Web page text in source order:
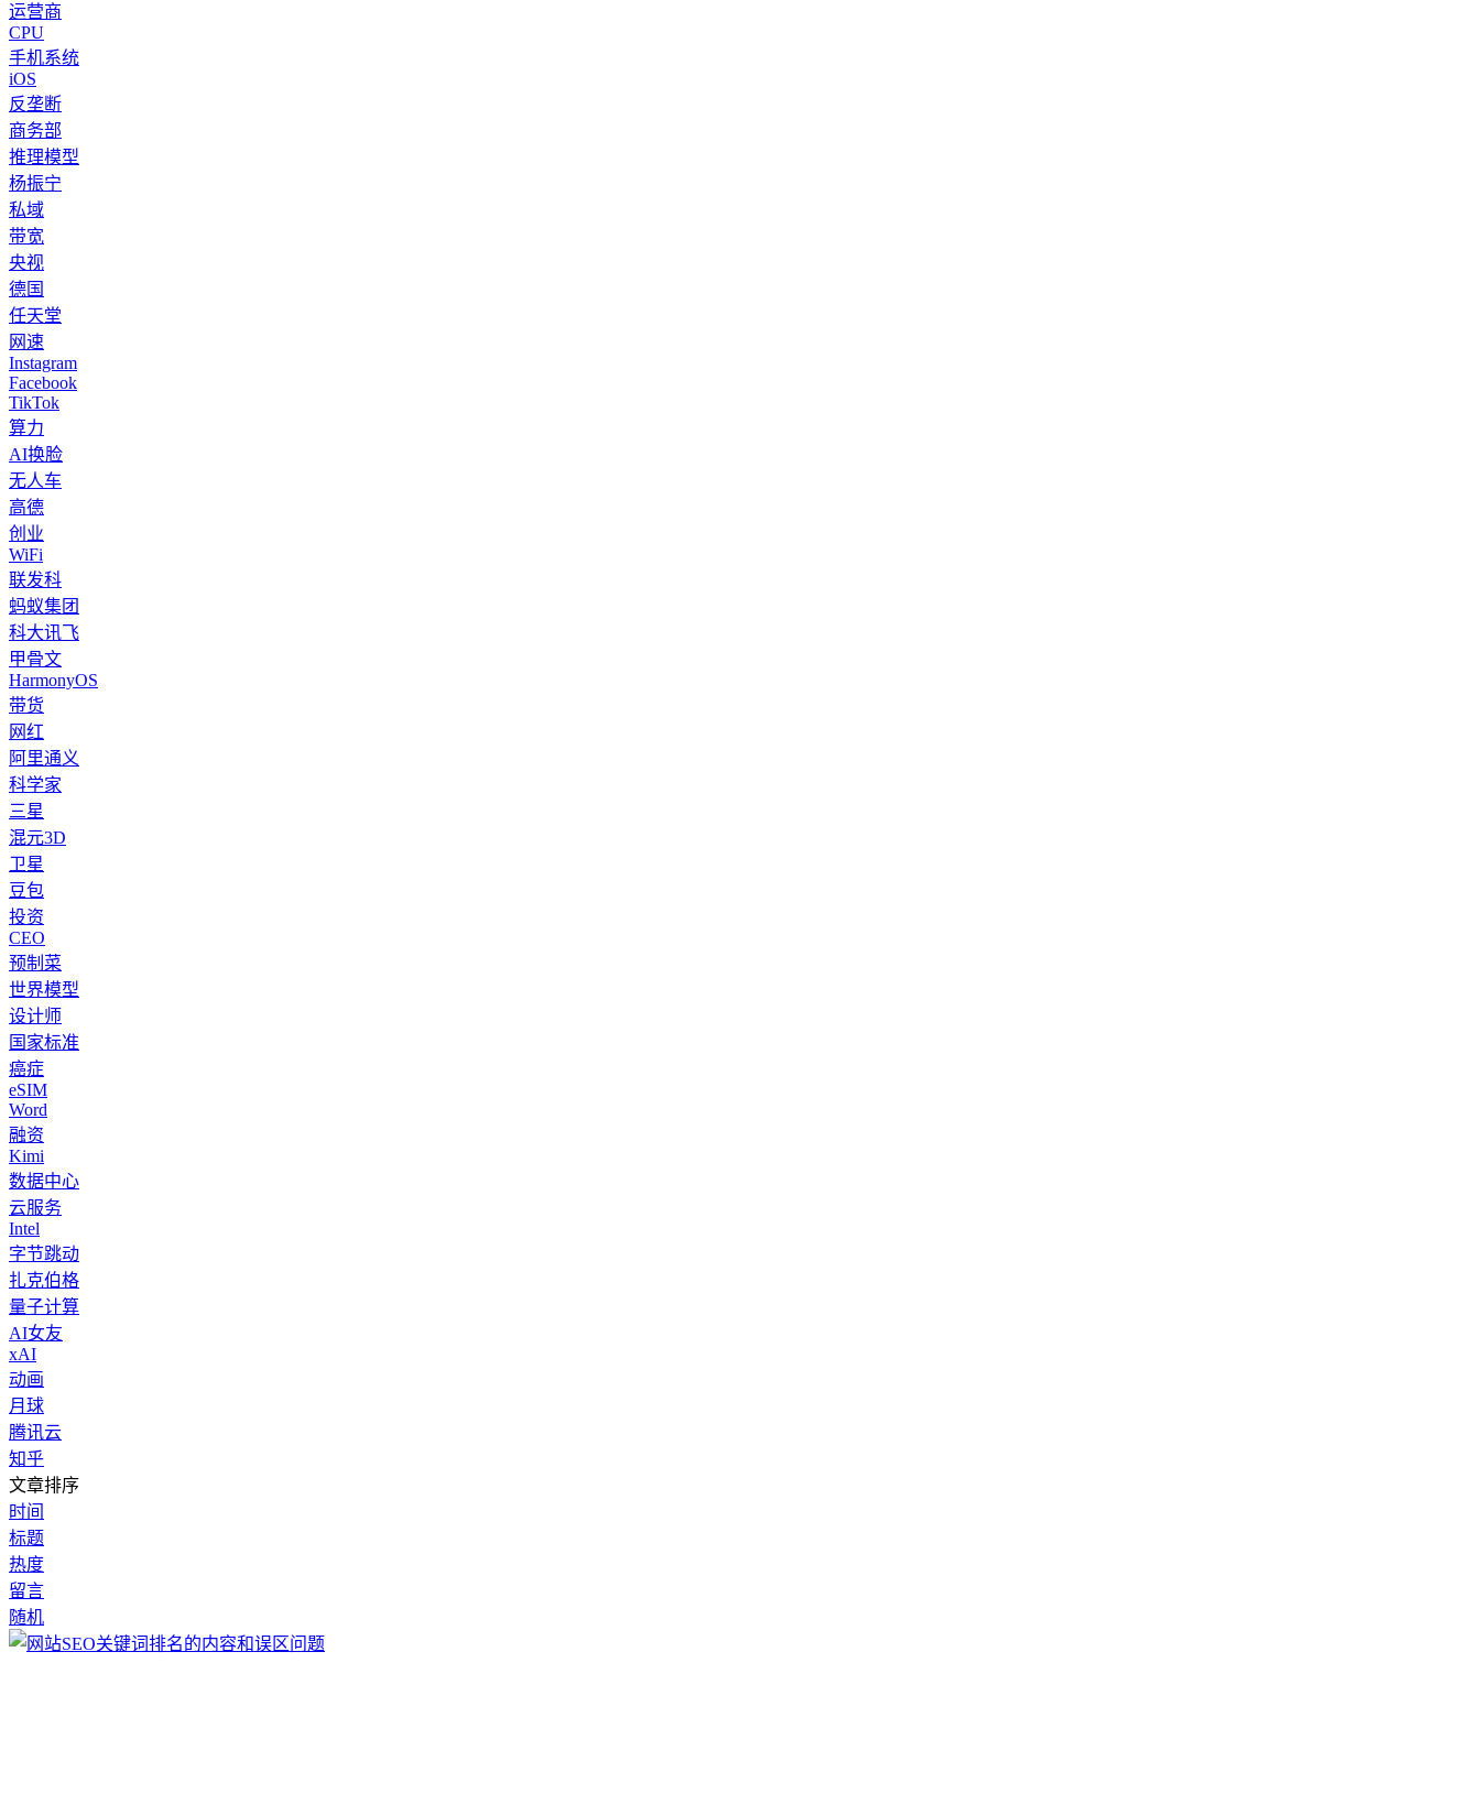
运营商
CPU
手机系统
iOS
反垄断
商务部
推理模型
杨振宁
私域
带宽
央视
德国
任天堂
网速
Instagram
Facebook
TikTok
算力
AI换脸
无人车
高德
创业
WiFi
联发科
蚂蚁集团
科大讯飞
甲骨文
HarmonyOS
带货
网红
阿里通义
科学家
三星
混元3D
卫星
豆包
投资
CEO
预制菜
世界模型
设计师
国家标准
癌症
eSIM
Word
融资
Kimi
数据中心
云服务
Intel
字节跳动
扎克伯格
量子计算
AI女友
xAI
动画
月球
腾讯云
知乎
文章排序
时间
标题
热度
留言
随机